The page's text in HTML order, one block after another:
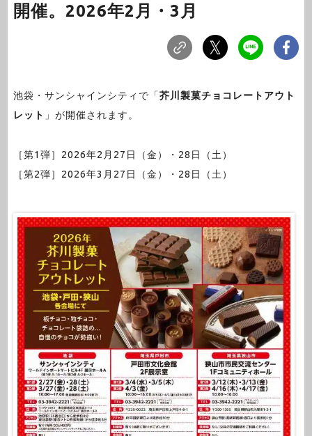
開催。2026年2月・3月
池袋・サンシャインシティで「芥川製菓チョコレートアウト
レット 」が開催されます。
［第1弾］2026年2月27日（金）・28日（土）
［第2弾］2026年3月27日（金）・28日（土）